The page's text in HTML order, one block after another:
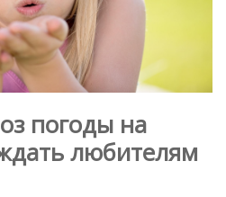
погоды на
любителям